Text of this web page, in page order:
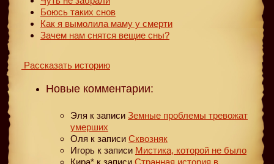
Боюсь таких снов
Как я вымолила маму у смерти
Зачем нам снятся вещие сны?
Рассказать историю
Новые комментарии:
Эля к записи Земные проблемы тревожат
умерших
Оля к записи Сквозняк
Игорь к записи Мистика, которой не было
Кира* к записи Странная история в